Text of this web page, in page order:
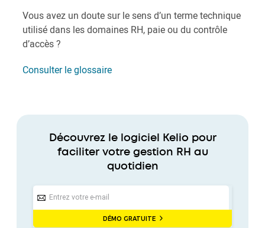
Vous avez un doute sur le sens d’un terme technique
utilisé dans les domaines RH, paie ou du contrôle
d’accès ?
Consulter le glossaire
Découvrez le logiciel Kelio pour
faciliter votre gestion RH au
quotidien
DÉMO GRATUITE